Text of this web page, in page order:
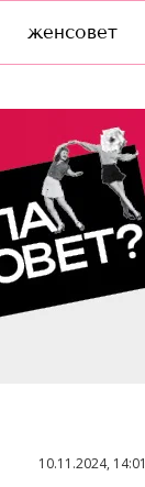
женсовет
10.11.2024, 14:01